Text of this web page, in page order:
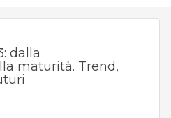
dalla
maturità. Trend,